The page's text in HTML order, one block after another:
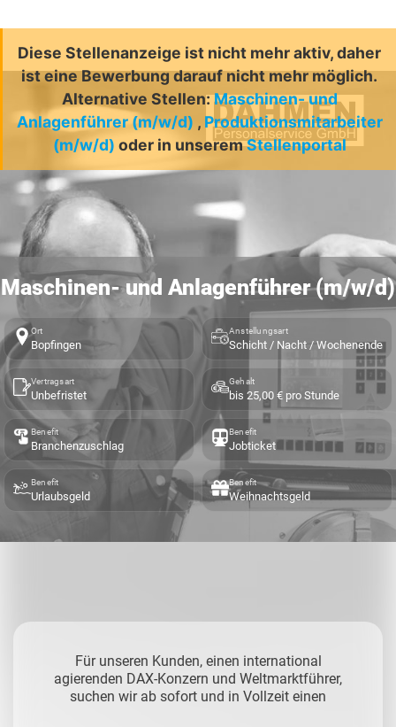
Diese Stellenanzeige ist nicht mehr aktiv, daher
ist eine Bewerbung darauf nicht mehr möglich.
Alternative Stellen:Maschinen- und
Anlagenführer (m/w/d) , Produktionsmitarbeiter
(m/w/d) oder in unseremStellenportal
Maschinen- und Anlagenführer (m/w/d)
Ort
Bopfingen
Anstellungsart
Schicht / Nacht / Wochenende
Vertragsart
Unbefristet
Gehalt
bis 25,00 € pro Stunde
Benefit
Branchenzuschlag
Benefit
Jobticket
Benefit
Urlaubsgeld
Benefit
Weihnachtsgeld
Für unseren Kunden, einen international
agierenden DAX-Konzern und Weltmarktführer,
suchen wir ab sofort und in Vollzeit einen